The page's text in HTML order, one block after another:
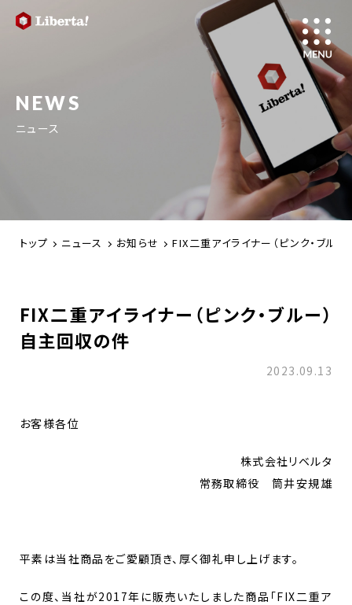
NEWS
ニュース
トップ ニュース お知らせ FIX二重アイライナー（ピンク・ブル
FIX二重アイライナー（ピンク・ブルー）
自主回収の件
2023.09.13
お客様各位
株式会社リベルタ
常務取締役 筒井安規雄
平素は当社商品をご愛顧頂き、厚く御礼申し上げます。
この度、当社が2017年に販売いたしました商品「FIX二重ア